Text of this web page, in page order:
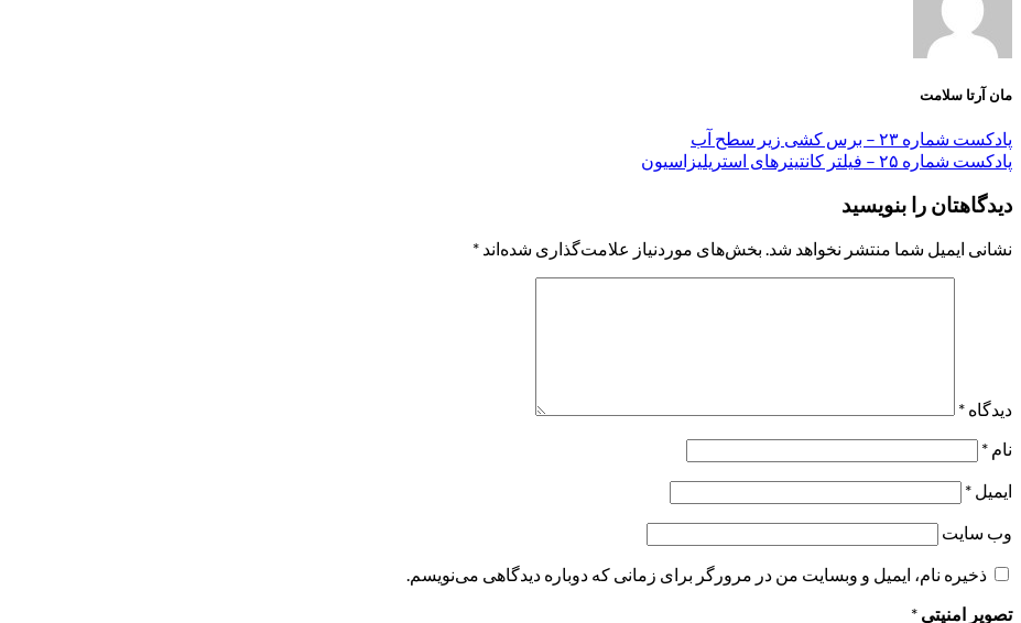
مان آرتا سلامت
پادکست شماره ۲۳ – برس کشی زیر سطح آب
پادکست شماره ۲۵ – فیلتر کانتینرهای استریلیزاسیون
دیدگاهتان را بنویسید
نشانی ایمیل شما منتشر نخواهد شد. بخش‌های موردنیاز علامت‌گذاری شده‌اند *
دیدگاه *
نام *
ایمیل *
وب‌ سایت
ذخیره نام، ایمیل و وبسایت من در مرورگر برای زمانی که دوباره دیدگاهی می‌نویسم.
تصویر امنیتی *